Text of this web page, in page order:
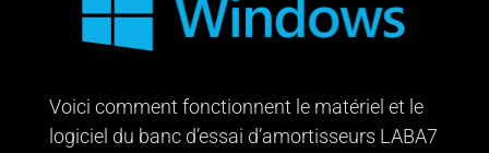
Voici comment fonctionnent le matériel et le
logiciel du banc d’essai d’amortisseurs LABA7